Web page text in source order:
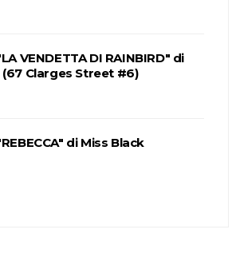
VENDETTA DI RAINBIRD" di
(67 Clarges Street #6)
di Miss Black